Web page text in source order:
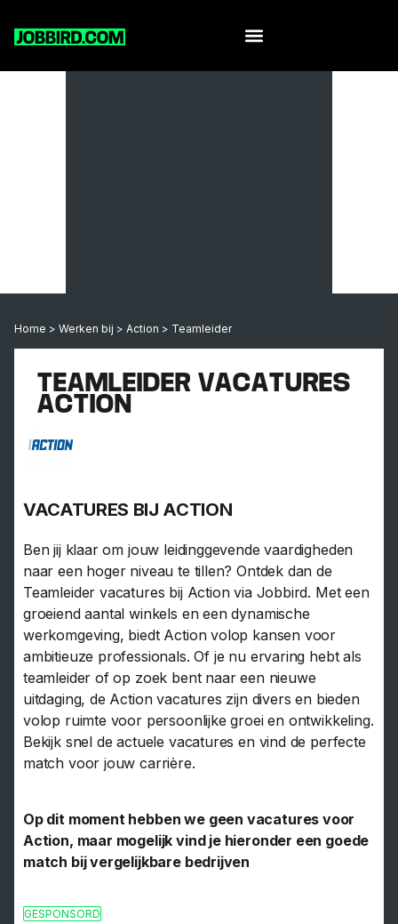
Home > Werken bij > Action > Teamleider
TEAMLEIDER VACATURES
ACTION
VACATURES BIJ ACTION
Ben jij klaar om jouw leidinggevende vaardigheden
naar een hoger niveau te tillen? Ontdek dan de
Teamleider vacatures bij Action via Jobbird. Met een
groeiend aantal winkels en een dynamische
werkomgeving, biedt Action volop kansen voor
ambitieuze professionals. Of je nu ervaring hebt als
teamleider of op zoek bent naar een nieuwe
uitdaging, de Action vacatures zijn divers en bieden
volop ruimte voor persoonlijke groei en ontwikkeling.
Bekijk snel de actuele vacatures en vind de perfecte
match voor jouw carrière.
Op dit moment hebben we geen vacatures voor
Action, maar mogelijk vind je hieronder een goede
match bij vergelijkbare bedrijven
GESPONSORD